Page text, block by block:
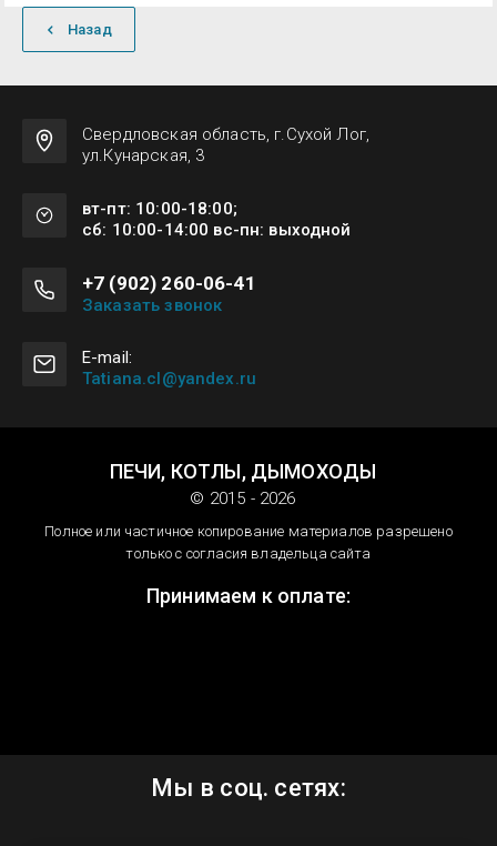
Назад
Свердловская область, г.Сухой Лог,
ул.Кунарская, 3
вт-пт: 10:00-18:00;
сб: 10:00-14:00 вс-пн: выходной
+7 (902) 260-06-41
Заказать звонок
E-mail:
Tatiana.cl@yandex.ru
ПЕЧИ, КОТЛЫ, ДЫМОХОДЫ
© 2015 - 2026
Полное или частичное копирование материалов разрешено
только с согласия владельца сайта
Принимаем к оплате:
Мы в соц. сетях: